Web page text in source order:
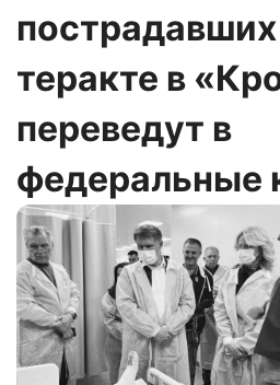
теракте в
переведут в
федеральные